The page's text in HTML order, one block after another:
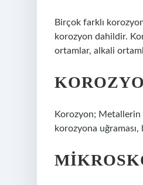
Birçok farklı
korozyon dahildir.
ortamlar, alkali
Korozyon; Metallerin
korozyona